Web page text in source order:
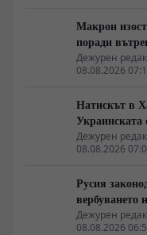
Макрон
поради
позиции в
Дежурен
08.08.2026
Натискът в
Украинската
логистична
Дежурен
08.08.2026
Русия
вербуването
Дежурен
08.08.2026